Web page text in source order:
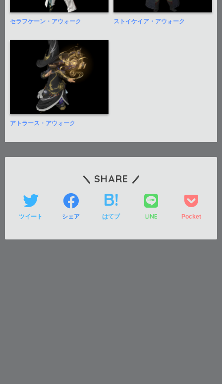
セラフケーン・アウォーク ストイケイア・アウォーク
アトラース・アウォーク
SHARE
ツイート シェア はてブ LINE Pocket